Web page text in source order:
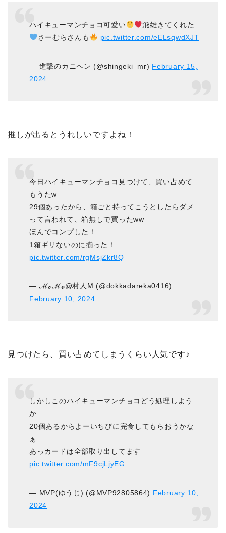
ハイキューマンチョコ可愛い
飛雄きてくれた
さーむらさんも
pic.twitter.com/eELsqwdXJT
— 進撃のカニヘン (@shingeki_mr) February 15,
2024
推しが出るとうれしいですよね！
今日ハイキューマンチョコ見つけて、買い占めて
もうたw
29個あったから、箱ごと持ってこうとしたらダメ
って言われて、箱無しで買ったww
ほんでコンプした！
1箱ギリないのに揃った！
pic.twitter.com/rgMsjZkr8Q
— ℳℴℳℴ@村人M (@dokkadareka0416)
February 10, 2024
見つけたら、買い占めてしまうくらい人気です♪
しかしこのハイキューマンチョコどう処理しよう
か…
20個あるからよーいちぴに完食してもらおうかな
ぁ
あっカードは全部取り出してます
pic.twitter.com/mF9cjLjyEG
— MVP(ゆうじ) (@MVP92805864) February 10,
2024